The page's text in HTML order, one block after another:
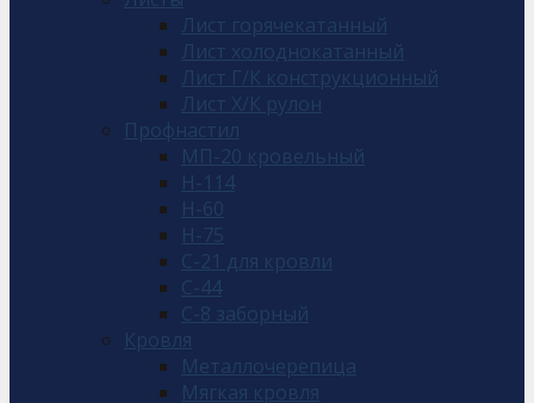
Лист горячекатанный
Лист холоднокатанный
Лист Г/К конструкционный
Лист Х/К рулон
Профнастил
МП-20 кровельный
Н-114
Н-60
Н-75
С-21 для кровли
С-44
С-8 заборный
Кровля
Металлочерепица
Мягкая кровля